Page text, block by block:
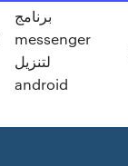
برنامج
messenger
لتنزيل
android